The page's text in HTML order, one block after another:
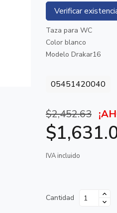
Verificar
Taza para WC
Color blanco
Modelo Drakar16
05451420040
$2,452.63
IVA incluido
Cantidad